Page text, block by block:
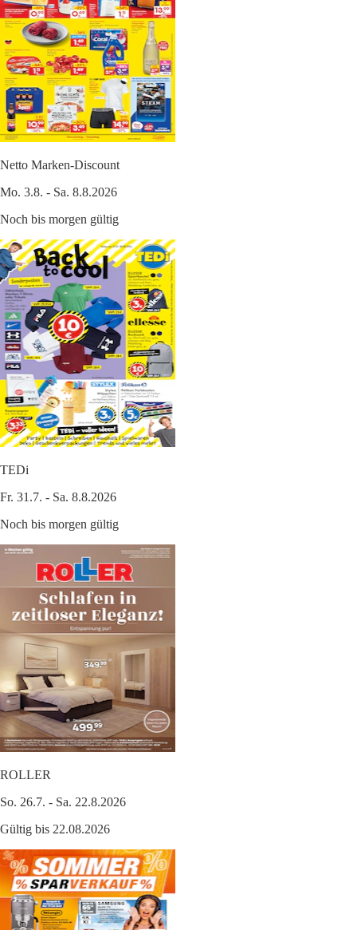
Netto Marken-Discount
Mo. 3.8. - Sa. 8.8.2026
Noch bis morgen gültig
TEDi
Fr. 31.7. - Sa. 8.8.2026
Noch bis morgen gültig
ROLLER
So. 26.7. - Sa. 22.8.2026
Gültig bis 22.08.2026